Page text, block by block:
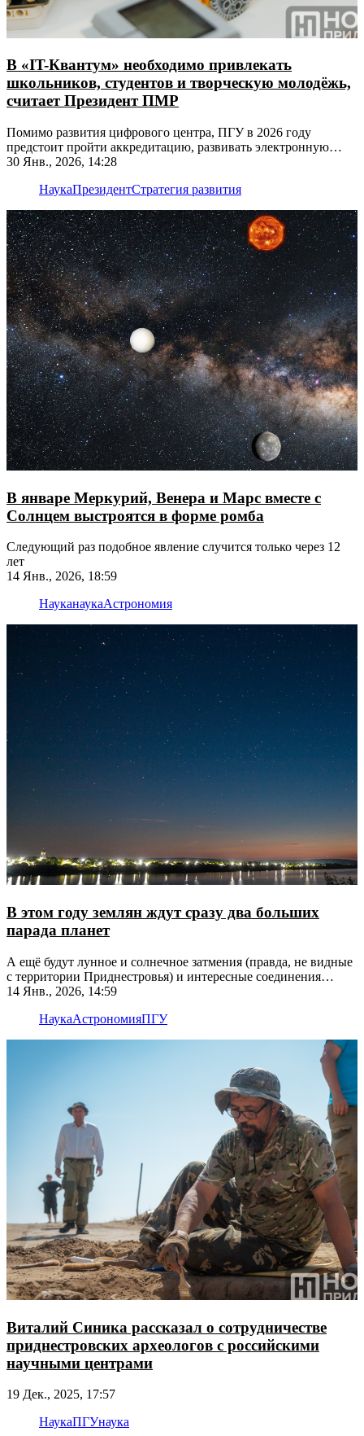
В «IT-Квантум» необходимо привлекать
школьников, студентов и творческую молодёжь,
считает Президент ПМР
Помимо развития цифрового центра, ПГУ в 2026 году
предстоит пройти аккредитацию, развивать электронную
среду и укрепить научные связи
30 Янв., 2026, 14:28
НаукаПрезидентСтратегия развития
В январе Меркурий, Венера и Марс вместе с
Солнцем выстроятся в форме ромба
Следующий раз подобное явление случится только через 12
лет
14 Янв., 2026, 18:59
НауканаукаАстрономия
В этом году землян ждут сразу два больших
парада планет
А ещё будут лунное и солнечное затмения (правда, не видные
с территории Приднестровья) и интересные соединения
небесных тел
14 Янв., 2026, 14:59
НаукаАстрономияПГУ
Виталий Синика рассказал о сотрудничестве
приднестровских археологов с российскими
научными центрами
19 Дек., 2025, 17:57
НаукаПГУнаука